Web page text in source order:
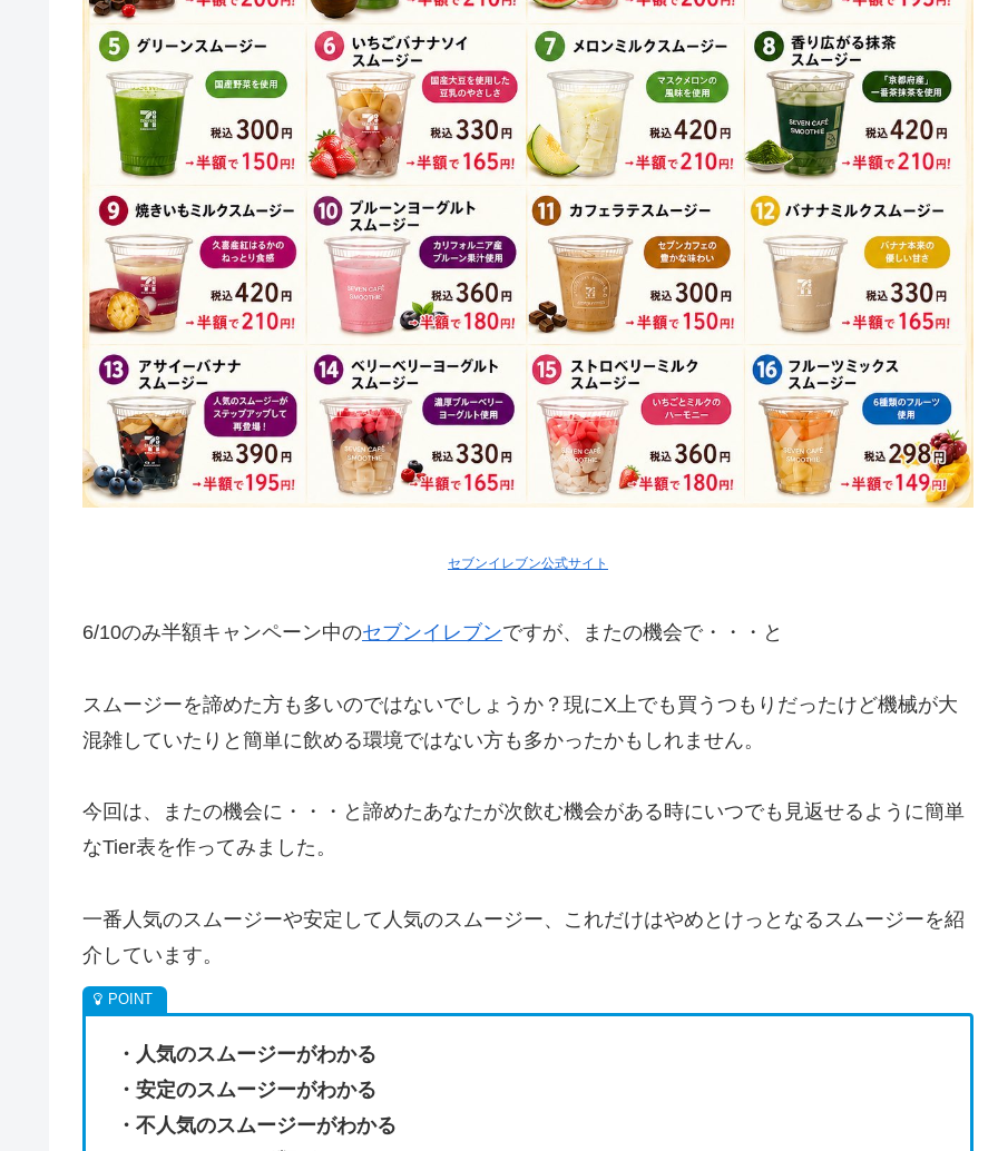
セブンイレブン公式サイト
6/10のみ半額キャンペーン中のセブンイレブンですが、またの機会で・・・と
スムージーを諦めた方も多いのではないでしょうか？現にX上でも買うつもりだったけど機械が大
混雑していたりと簡単に飲める環境ではない方も多かったかもしれません。
今回は、またの機会に・・・と諦めたあなたが次飲む機会がある時にいつでも見返せるように簡単
なTier表を作ってみました。
一番人気のスムージーや安定して人気のスムージー、これだけはやめとけっとなるスムージーを紹
介しています。
・人気のスムージーがわかる
・安定のスムージーがわかる
・不人気のスムージーがわかる